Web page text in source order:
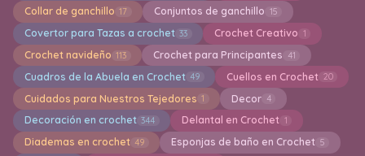
Collar de ganchillo 17 Conjuntos de ganchillo 15
Covertor para Tazas a crochet 33 Crochet Creativo 1
Crochet navideño 113 Crochet para Principantes 41
Cuadros de la Abuela en Crochet 49 Cuellos en Crochet 20
Cuidados para Nuestros Tejedores 1 Decor 4
Decoración en crochet 344 Delantal en Crochet 1
Diademas en crochet 49 Esponjas de baño en Crochet 5